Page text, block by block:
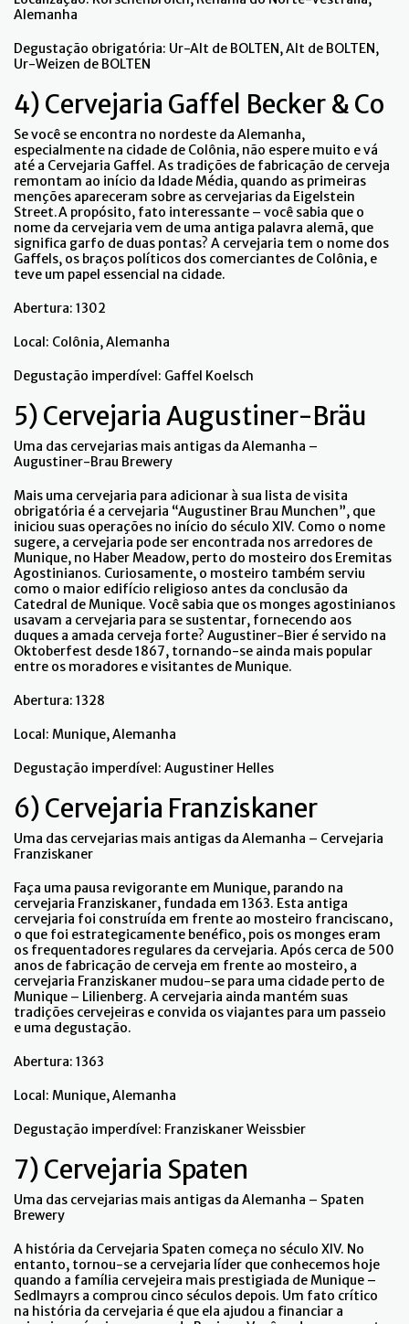
Alemanha
Degustação obrigatória: Ur-Alt de BOLTEN, Alt de BOLTEN,
Ur-Weizen de BOLTEN
4) Cervejaria Gaffel Becker & Co
Se você se encontra no nordeste da Alemanha,
especialmente na cidade de Colônia, não espere muito e vá
até a Cervejaria Gaffel. As tradições de fabricação de cerveja
remontam ao início da Idade Média, quando as primeiras
menções apareceram sobre as cervejarias da Eigelstein
Street.A propósito, fato interessante – você sabia que o
nome da cervejaria vem de uma antiga palavra alemã, que
significa garfo de duas pontas? A cervejaria tem o nome dos
Gaffels, os braços políticos dos comerciantes de Colônia, e
teve um papel essencial na cidade.
Abertura: 1302
Local: Colônia, Alemanha
Degustação imperdível: Gaffel Koelsch
5) Cervejaria Augustiner-Bräu
Uma das cervejarias mais antigas da Alemanha –
Augustiner-Brau Brewery
Mais uma cervejaria para adicionar à sua lista de visita
obrigatória é a cervejaria “Augustiner Brau Munchen”, que
iniciou suas operações no início do século XIV. Como o nome
sugere, a cervejaria pode ser encontrada nos arredores de
Munique, no Haber Meadow, perto do mosteiro dos Eremitas
Agostinianos. Curiosamente, o mosteiro também serviu
como o maior edifício religioso antes da conclusão da
Catedral de Munique. Você sabia que os monges agostinianos
usavam a cervejaria para se sustentar, fornecendo aos
duques a amada cerveja forte? Augustiner-Bier é servido na
Oktoberfest desde 1867, tornando-se ainda mais popular
entre os moradores e visitantes de Munique.
Abertura: 1328
Local: Munique, Alemanha
Degustação imperdível: Augustiner Helles
6) Cervejaria Franziskaner
Uma das cervejarias mais antigas da Alemanha – Cervejaria
Franziskaner
Faça uma pausa revigorante em Munique, parando na
cervejaria Franziskaner, fundada em 1363. Esta antiga
cervejaria foi construída em frente ao mosteiro franciscano,
o que foi estrategicamente benéfico, pois os monges eram
os frequentadores regulares da cervejaria. Após cerca de 500
anos de fabricação de cerveja em frente ao mosteiro, a
cervejaria Franziskaner mudou-se para uma cidade perto de
Munique – Lilienberg. A cervejaria ainda mantém suas
tradições cervejeiras e convida os viajantes para um passeio
e uma degustação.
Abertura: 1363
Local: Munique, Alemanha
Degustação imperdível: Franziskaner Weissbier
7) Cervejaria Spaten
Uma das cervejarias mais antigas da Alemanha – Spaten
Brewery
A história da Cervejaria Spaten começa no século XIV. No
entanto, tornou-se a cervejaria líder que conhecemos hoje
quando a família cervejeira mais prestigiada de Munique –
Sedlmayrs a comprou cinco séculos depois. Um fato crítico
na história da cervejaria é que ela ajudou a financiar a